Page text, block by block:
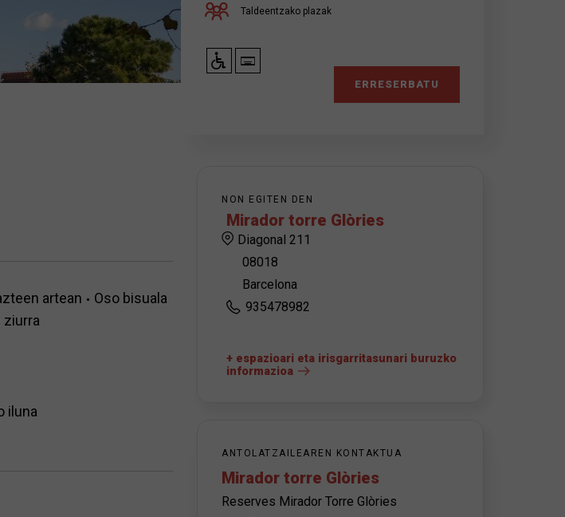
Taldeentzako plazak
ERRESERBATU
artean
Oso bisuala
ziurra
iluna
NON EGITEN DEN
Mirador torre Glòries
Diagonal 211
08018
Barcelona
935478982
+ espazioari eta irisgarritasunari buruzko
informazioa
ANTOLATZAILEAREN KONTAKTUA
Mirador torre Glòries
Reserves Mirador Torre Glòries